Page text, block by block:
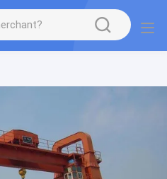
{cookie_flags: